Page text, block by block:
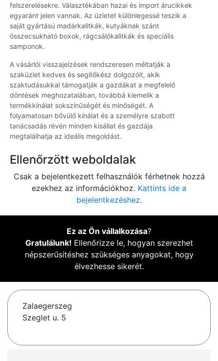
felszerelésekre. Választékában hazai és import árucikkek
egyaránt jelen vannak. Az üzletet különlegessé teszik a
saját gyártású madárkalitkák, kutyáknak szánt
összecsukható boxok, rágcsálókalitkák és speciális
samponok.
A vásárlói visszajelzések rendszeresen méltatják a
szaküzlet kedves és segítőkész dolgozóit, akik
szaktudásukkal támogatják a gazdákat a megfelelő
döntések meghozatalában, továbbá kiemelik a
termékkínálat sokszínűségét és minőségét. A
folyamatosan bővülő kínálat és a személyre szabott
tanácsadás révén minden kisállat és gazdája
megtalálhatja az ideális megoldást.
Ellenőrzött weboldalak
Csak a bejelentkezett felhasználók férhetnek hozzá
ezekhez az információkhoz. Kattints ide a
bejelentkezéshez.
Ez az Ön vállalkozása?
Gratulálunk! Ellenőrizze le, hogyan szerezhet
népszerűsítéshez szükséges anyagokat, hogy
élvezhesse sikerét.
Zalaegerszeg
Szeglet u. 5